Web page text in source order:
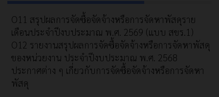
O11 สรุปผลการจัดซื้อจัดจ้างหรือการจัดหาพัสดุราย
เดือนประจำปีงบประมาณ พ.ศ. 2569 (แบบ สขร.1)
O12 รายงานสรุปผลการจัดซื้อจัดจ้างหรือการจัดหาพัสดุ
ของหน่วยงาน ประจำปีงบประมาณ พ.ศ. 2568
ประกาศต่าง ๆ เกี่ยวกับการจัดซื้อจัดจ้างหรือการจัดหา
พัสดุ